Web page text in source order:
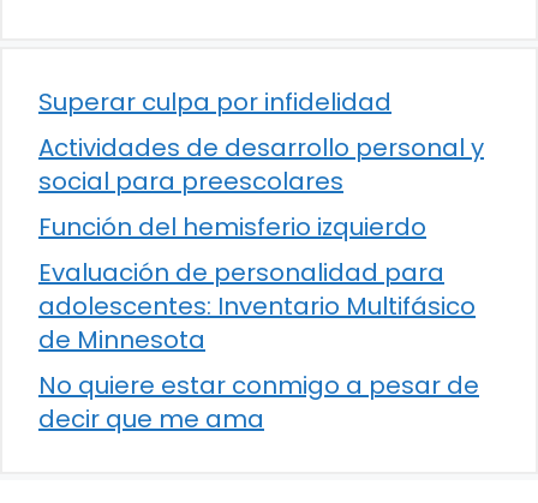
Superar culpa por infidelidad
Actividades de desarrollo personal y
social para preescolares
Función del hemisferio izquierdo
Evaluación de personalidad para
adolescentes: Inventario Multifásico
de Minnesota
No quiere estar conmigo a pesar de
decir que me ama